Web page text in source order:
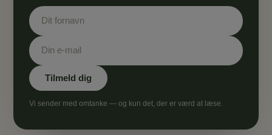
Vi sender med omtanke — og kun det, der er værd at læse.